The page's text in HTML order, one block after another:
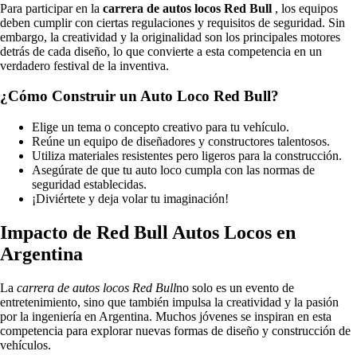
Para participar en la carrera de autos locos Red Bull , los equipos
deben cumplir con ciertas regulaciones y requisitos de seguridad. Sin
embargo, la creatividad y la originalidad son los principales motores
detrás de cada diseño, lo que convierte a esta competencia en un
verdadero festival de la inventiva.
¿Cómo Construir un Auto Loco Red Bull?
Elige un tema o concepto creativo para tu vehículo.
Reúne un equipo de diseñadores y constructores talentosos.
Utiliza materiales resistentes pero ligeros para la construcción.
Asegúrate de que tu auto loco cumpla con las normas de
seguridad establecidas.
¡Diviértete y deja volar tu imaginación!
Impacto de Red Bull Autos Locos en
Argentina
La carrera de autos locos Red Bullno solo es un evento de
entretenimiento, sino que también impulsa la creatividad y la pasión
por la ingeniería en Argentina. Muchos jóvenes se inspiran en esta
competencia para explorar nuevas formas de diseño y construcción de
vehículos.